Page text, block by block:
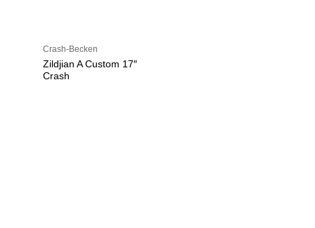
Crash-Becken
Zildjian A Custom 17″
Crash